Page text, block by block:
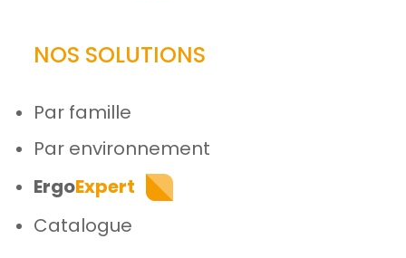
NOS SOLUTIONS
Par famille
Par environnement
ErgoExpert
Catalogue